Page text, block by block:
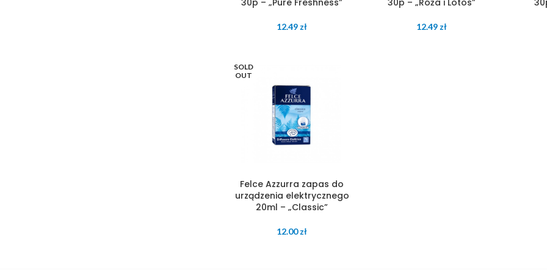
12.49 zł 12.49 zł
SOLD
OUT
Felce Azzurra zapas do
urządzenia elektrycznego
20ml – „Classic”
12.00zł